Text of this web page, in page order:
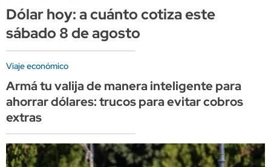
Dólar hoy: a cuánto cotiza este
sábado 8 de agosto
Viaje económico
Armá tu valija de manera inteligente para
ahorrar dólares: trucos para evitar cobros
extras